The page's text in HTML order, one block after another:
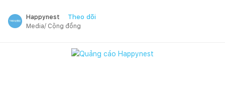
Happynest Theo dõi
Media/ Cộng đồng